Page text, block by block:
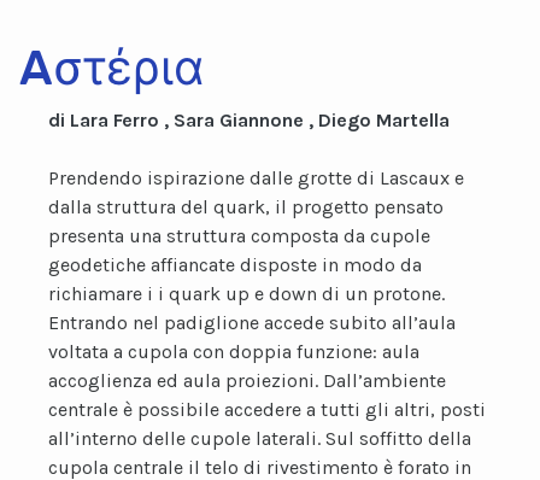
Aστέρια
di Lara Ferro , Sara Giannone , Diego Martella
Prendendo ispirazione dalle grotte di Lascaux e
dalla struttura del quark, il progetto pensato
presenta una struttura composta da cupole
geodetiche affiancate disposte in modo da
richiamare i i quark up e down di un protone.
Entrando nel padiglione accede subito all’aula
voltata a cupola con doppia funzione: aula
accoglienza ed aula proiezioni. Dall’ambiente
centrale è possibile accedere a tutti gli altri, posti
all’interno delle cupole laterali. Sul soffitto della
cupola centrale il telo di rivestimento è forato in